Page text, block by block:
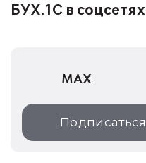
БУХ.1С в соцсетях
MAX
Подписаться